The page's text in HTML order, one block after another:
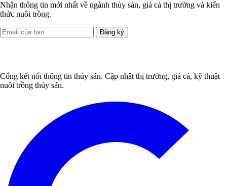
Nhận thông tin mới nhất về ngành thủy sản, giá cả thị trường và kiến
thức nuôi trồng.
Đăng ký
Cổng kết nối thông tin thủy sản. Cập nhật thị trường, giá cả, kỹ thuật
nuôi trồng thủy sản.